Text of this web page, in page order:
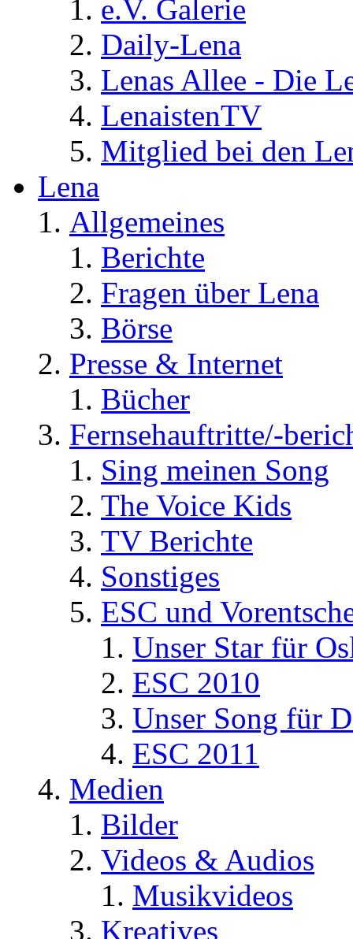
e.V. Galerie
Daily-Lena
Lenas Allee - Die
LenaistenTV
Mitglied bei den
Lena
Allgemeines
Berichte
Fragen über Lena
Börse
Presse & Internet
Bücher
Fernsehauftritte/-
Sing meinen Song
The Voice Kids
TV Berichte
Sonstiges
ESC und
Unser Star für
ESC 2010
Unser Song für
ESC 2011
Medien
Bilder
Videos & Audios
Musikvideos
Kreatives